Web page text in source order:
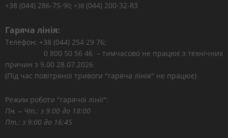
+38 (044) 286-75-90; +38 (044) 200-32-83
Гаряча лінія:
Телефон: +38 (044) 254 29 76;
0 800 50 56 46 – тимчасово не працює з технічних
причин з 9.00 28.07.2026
(Під час повітряної тривоги "гаряча лінія" не працює)
Режим роботи "гарячої лінії":
Пн. – Чт.: з 9:00 до 18:00
Пт.: з 9:00 до 16:45